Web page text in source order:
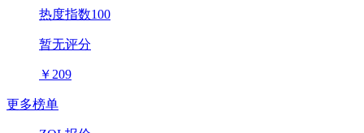
热度指数100
暂无评分
￥ 209
更多榜单